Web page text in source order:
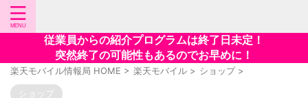
従業員からの紹介プログラムは終了日未定！
突然終了の可能性もあるのでお早めに！
楽天モバイル情報局 HOME > 楽天モバイル > ショップ >
ショップ